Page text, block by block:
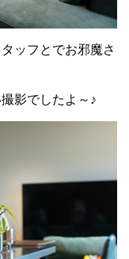
ッフとでお邪魔さ
影でしたよ～♪